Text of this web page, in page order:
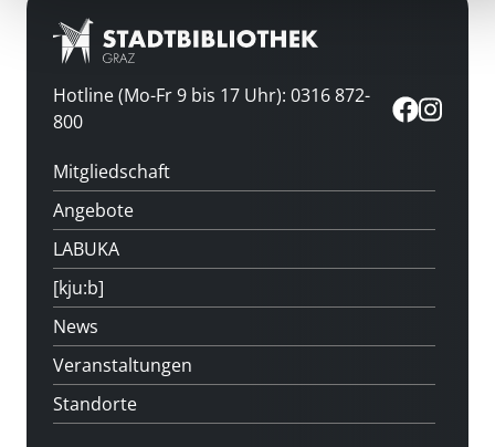
Hotline (Mo-Fr 9 bis 17 Uhr): 0316 872-
800
Mitgliedschaft
Angebote
LABUKA
[kju:b]
News
Veranstaltungen
Standorte